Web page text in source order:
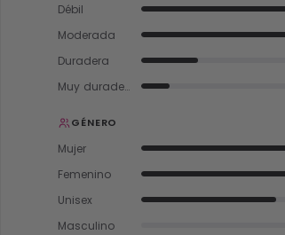
Débil
Moderada
Duradera
Muy duradera
GÉNERO
Mujer
Femenino
Unisex
Masculino